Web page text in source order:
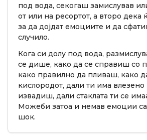
под вода, секогаш замислував
от или на ресортот, а второ дека
за да дојдат емоциите и да
случило.
Кога си долу под вода,
се дише, како да се справиш со
како правилно да пливаш, како
кислородот, дали ти има влезено
извадиш, дали стаклата ти се
Можеби затоа и немав емоции
шок.